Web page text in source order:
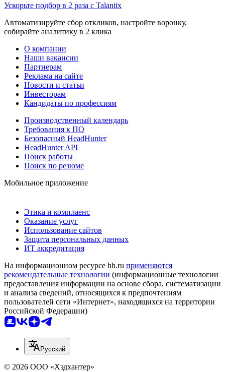
Ускорьте подбор в 2 раза с Talantix
Автоматизируйте сбор откликов, настройте воронку,
собирайте аналитику в 2 клика
О компании
Наши вакансии
Партнерам
Реклама на сайте
Новости и статьи
Инвесторам
Кандидаты по профессиям
Производственный календарь
Требования к ПО
Безопасный HeadHunter
HeadHunter API
Поиск работы
Поиск по резюме
Мобильное приложение
Этика и комплаенс
Оказание услуг
Использование сайтов
Защита персональных данных
ИТ аккредитация
На информационном ресурсе hh.ru применяются
рекомендательные технологии (информационные технологии
предоставления информации на основе сбора, систематизации
и анализа сведений, относящихся к предпочтениям
пользователей сети «Интернет», находящихся на территории
Российской Федерации)
Русский
© 2026 ООО «Хэдхантер»